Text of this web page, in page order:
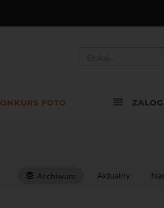
FOTO
Archiwum Aktualny